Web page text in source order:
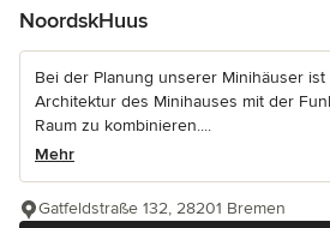
NoordskHuus
Bei der Planung unserer Minihäuser
Architektur des Minihauses mit der
Raum zu kombinieren....
Mehr
Gatfeldstraße 132, 28201 Bremen